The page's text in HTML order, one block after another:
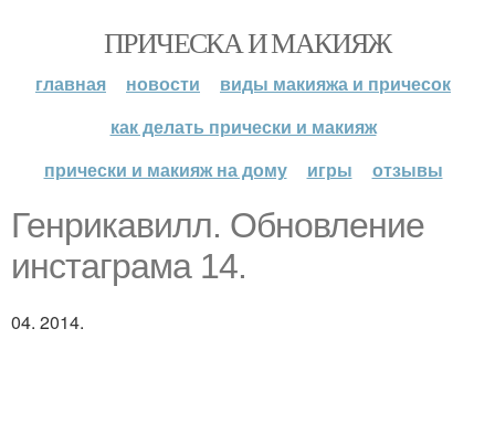
ПРИЧЕСКА И МАКИЯЖ
главная новости
виды макияжа и причесок
как делать прически и макияж
прически и макияж на дому
игры отзывы
Генрикавилл. Обновление
инстаграма 14.
04. 2014.